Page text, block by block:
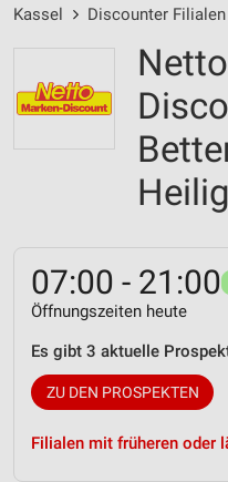
Kassel Discounter Filialen
07:00 - 21:00
Öffnungszeiten heute
Es gibt 3 aktuelle
ZU DEN PROSPEKTEN
Filialen mit früheren oder